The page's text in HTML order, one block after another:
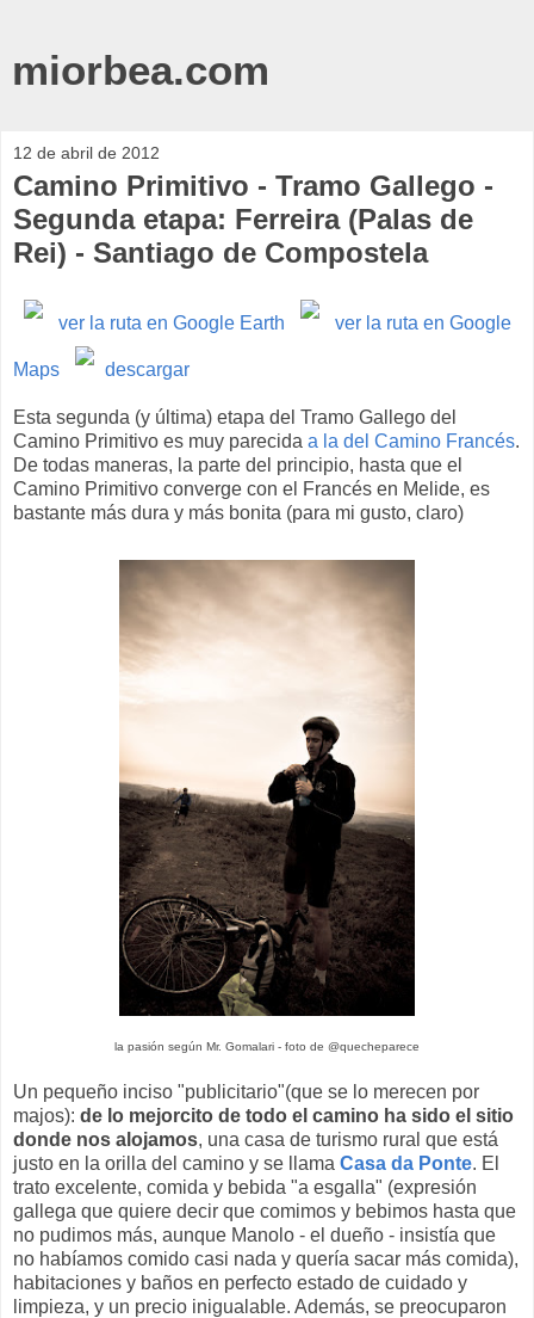
miorbea.com
12 de abril de 2012
Camino Primitivo - Tramo Gallego -
Segunda etapa: Ferreira (Palas de
Rei) - Santiago de Compostela
ver la ruta en Google Earth ver la ruta en Google
Maps descargar
Esta segunda (y última) etapa del Tramo Gallego del
Camino Primitivo es muy parecida a la del Camino Francés.
De todas maneras, la parte del principio, hasta que el
Camino Primitivo converge con el Francés en Melide, es
bastante más dura y más bonita (para mi gusto, claro)
la pasión según Mr. Gomalari - foto de @quecheparece
Un pequeño inciso "publicitario"(que se lo merecen por
majos): de lo mejorcito de todo el camino ha sido el sitio
donde nos alojamos, una casa de turismo rural que está
justo en la orilla del camino y se llama Casa da Ponte. El
trato excelente, comida y bebida "a esgalla" (expresión
gallega que quiere decir que comimos y bebimos hasta que
no pudimos más, aunque Manolo - el dueño - insistía que
no habíamos comido casi nada y quería sacar más comida),
habitaciones y baños en perfecto estado de cuidado y
limpieza, y un precio inigualable. Además, se preocuparon